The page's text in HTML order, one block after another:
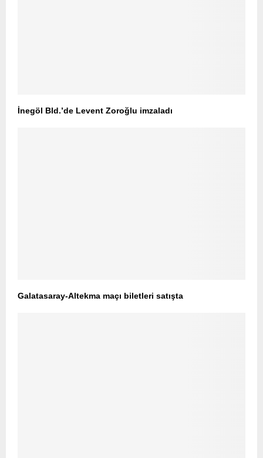
İnegöl Bld.’de Levent Zoroğlu imzaladı
Galatasaray-Altekma maçı biletleri satışta